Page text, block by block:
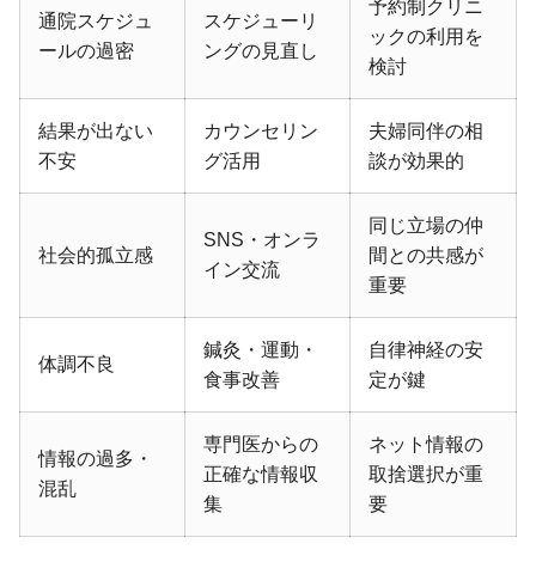
通院スケジュ
ールの過密
スケジューリ
ングの見直し
予約制クリニ
ックの利用を
検討
結果が出ない
不安
カウンセリン
グ活用
夫婦同伴の相
談が効果的
社会的孤立感
SNS・オンラ
イン交流
同じ立場の仲
間との共感が
重要
体調不良
鍼灸・運動・
食事改善
自律神経の安
定が鍵
情報の過多・
混乱
専門医からの
正確な情報収
集
ネット情報の
取捨選択が重
要